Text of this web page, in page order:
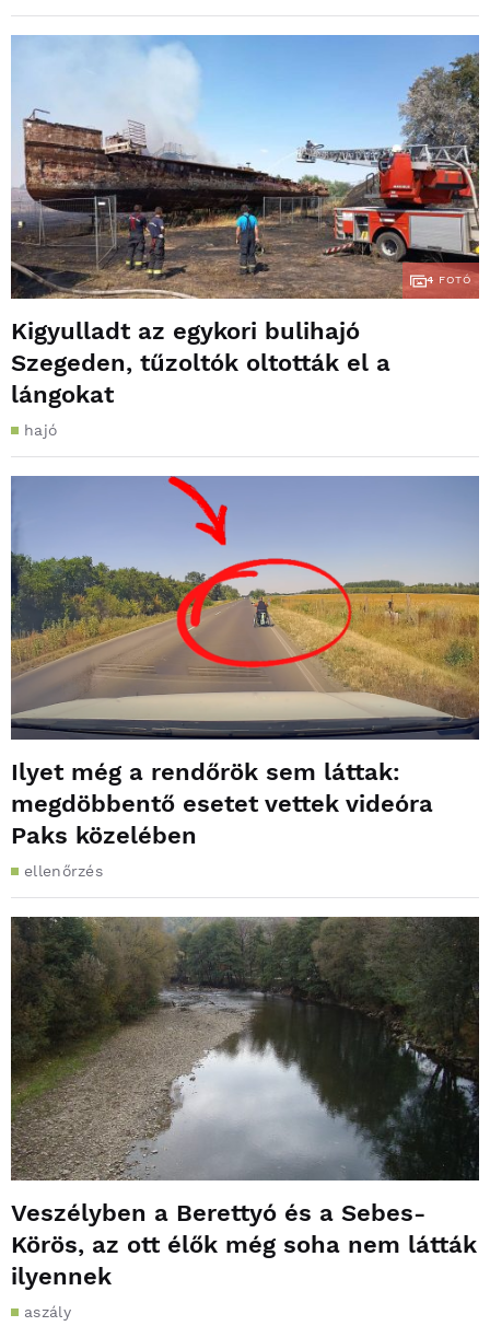
4 FOTÓ
Kigyulladt az egykori bulihajó
Szegeden, tűzoltók oltották el a
lángokat
hajó
Ilyet még a rendőrök sem láttak:
megdöbbentő esetet vettek videóra
Paks közelében
ellenőrzés
Veszélyben a Berettyó és a Sebes-
Körös, az ott élők még soha nem látták
ilyennek
aszály